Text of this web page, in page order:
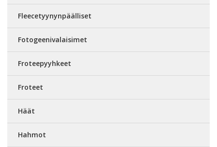
Fleecetyynynpäälliset
Fotogeenivalaisimet
Froteepyyhkeet
Froteet
Häät
Hahmot